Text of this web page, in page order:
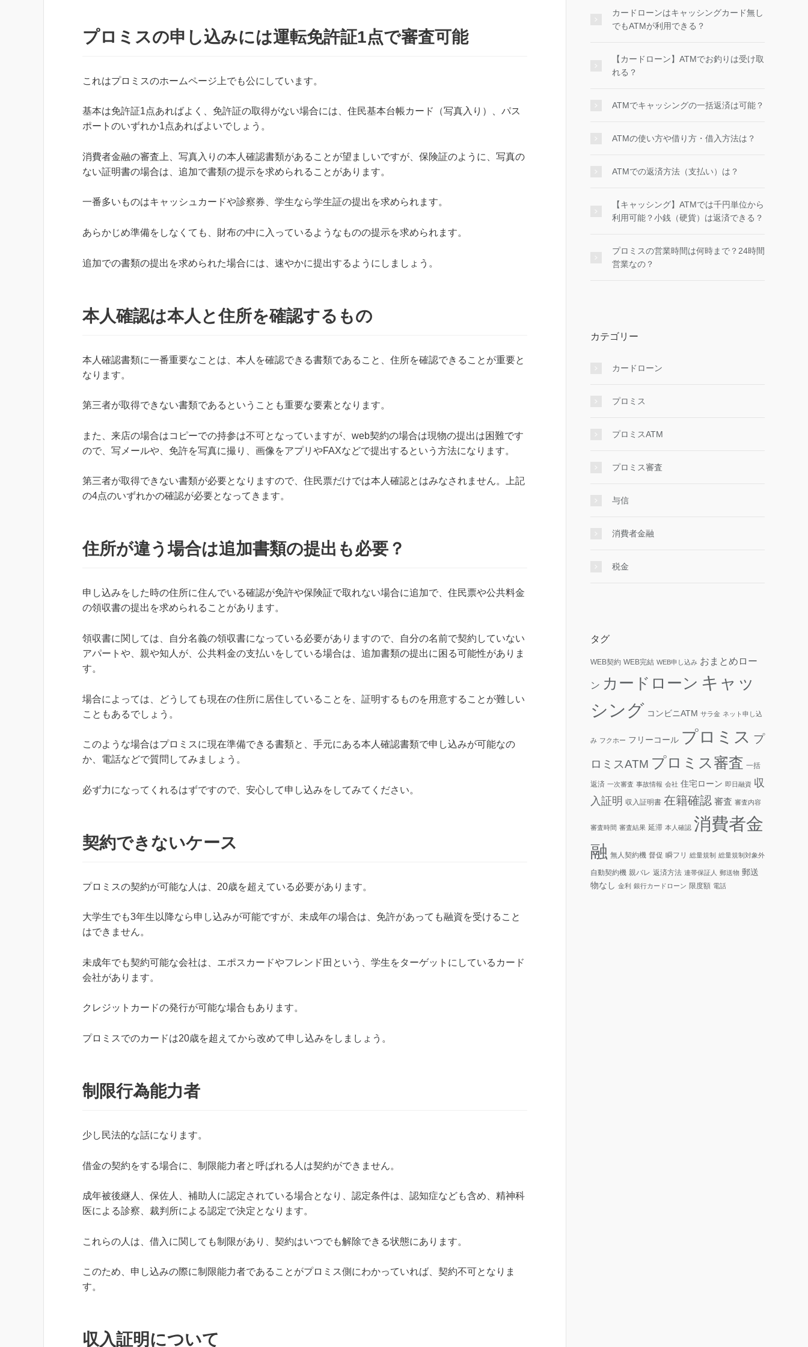
プロミスの申し込みには運転免許証1点で審査可能
これはプロミスのホームページ上でも公にしています。
基本は免許証1点あればよく、免許証の取得がない場合には、住民基本台帳カード（写真入り）、パス
ポートのいずれか1点あればよいでしょう。
消費者金融の審査上、写真入りの本人確認書類があることが望ましいですが、保険証のように、写真の
ない証明書の場合は、追加で書類の提示を求められることがあります。
一番多いものはキャッシュカードや診察券、学生なら学生証の提出を求められます。
あらかじめ準備をしなくても、財布の中に入っているようなものの提示を求められます。
追加での書類の提出を求められた場合には、速やかに提出するようにしましょう。
本人確認は本人と住所を確認するもの
本人確認書類に一番重要なことは、本人を確認できる書類であること、住所を確認できることが重要と
なります。
第三者が取得できない書類であるということも重要な要素となります。
また、来店の場合はコピーでの持参は不可となっていますが、web契約の場合は現物の提出は困難です
ので、写メールや、免許を写真に撮り、画像をアプリやFAXなどで提出するという方法になります。
第三者が取得できない書類が必要となりますので、住民票だけでは本人確認とはみなされません。上記
の4点のいずれかの確認が必要となってきます。
住所が違う場合は追加書類の提出も必要？
申し込みをした時の住所に住んでいる確認が免許や保険証で取れない場合に追加で、住民票や公共料金
の領収書の提出を求められることがあります。
領収書に関しては、自分名義の領収書になっている必要がありますので、自分の名前で契約していない
アパートや、親や知人が、公共料金の支払いをしている場合は、追加書類の提出に困る可能性がありま
す。
場合によっては、どうしても現在の住所に居住していることを、証明するものを用意することが難しい
こともあるでしょう。
このような場合はプロミスに現在準備できる書類と、手元にある本人確認書類で申し込みが可能なの
か、電話などで質問してみましょう。
必ず力になってくれるはずですので、安心して申し込みをしてみてください。
契約できないケース
プロミスの契約が可能な人は、20歳を超えている必要があります。
大学生でも3年生以降なら申し込みが可能ですが、未成年の場合は、免許があっても融資を受けること
はできません。
未成年でも契約可能な会社は、エポスカードやフレンド田という、学生をターゲットにしているカード
会社があります。
クレジットカードの発行が可能な場合もあります。
プロミスでのカードは20歳を超えてから改めて申し込みをしましょう。
制限行為能力者
少し民法的な話になります。
借金の契約をする場合に、制限能力者と呼ばれる人は契約ができません。
成年被後継人、保佐人、補助人に認定されている場合となり、認定条件は、認知症なども含め、精神科
医による診察、裁判所による認定で決定となります。
これらの人は、借入に関しても制限があり、契約はいつでも解除できる状態にあります。
このため、申し込みの際に制限能力者であることがプロミス側にわかっていれば、契約不可となりま
す。
収入証明について
カードローンはキャッシングカード無し
でもATMが利用できる？
【カードローン】ATMでお釣りは受け取
れる？
ATMでキャッシングの一括返済は可能？
ATMの使い方や借り方・借入方法は？
ATMでの返済方法（支払い）は？
【キャッシング】ATMでは千円単位から
利用可能？小銭（硬貨）は返済できる？
プロミスの営業時間は何時まで？24時間
営業なの？
カテゴリー
カードローン
プロミス
プロミスATM
プロミス審査
与信
消費者金融
税金
タグ
WEB契約 WEB完結 WEB申し込み おまとめロー
ン カードローン キャッ
シング コンビニATM サラ金 ネット申し込
み フクホー フリーコール プロミス プ
ロミスATM プロミス審査 一括
返済 一次審査 事故情報 会社 住宅ローン 即日融資 収
入証明 収入証明書 在籍確認 審査 審査内容
審査時間 審査結果 延滞 本人確認 消費者金
融 無人契約機 督促 瞬フリ 総量規制 総量規制対象外
自動契約機 親バレ 返済方法 連帯保証人 郵送物 郵送
物なし 金利 銀行カードローン 限度額 電話